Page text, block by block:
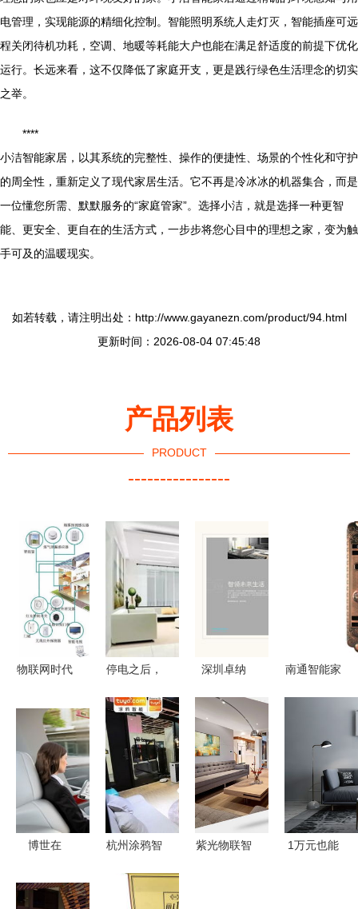
电管理，实现能源的精细化控制。智能照明系统人走灯灭，智能插座可远
程关闭待机功耗，空调、地暖等耗能大户也能在满足舒适度的前提下优化
运行。长远来看，这不仅降低了家庭开支，更是践行绿色生活理念的切实
之举。
****
小洁智能家居，以其系统的完整性、操作的便捷性、场景的个性化和守护
的周全性，重新定义了现代家居生活。它不再是冷冰冰的机器集合，而是
一位懂您所需、默默服务的“家庭管家”。选择小洁，就是选择一种更智
能、更安全、更自在的生活方式，一步步将您心目中的理想之家，变为触
手可及的温暖现实。
如若转载，请注明出处：http://www.gayanezn.com/product/94.html
更新时间：2026-08-04 07:45:48
产品列表
PRODUCT
----------------
物联网时代
与智能家居
设备的深度
对比
停电之后，
剩“傻”家电
了吗？
深圳卓纳
设计，点亮
智能家居品
牌未来
南通智能家
智能锁的指
南
博世在
CES展上展
杭州涂鸦智
家居App开
紫光物联智
1万元也能